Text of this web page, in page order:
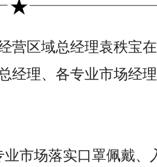
营区域总经理袁秩宝
经理、各专业市场经
市场落实口罩佩戴、